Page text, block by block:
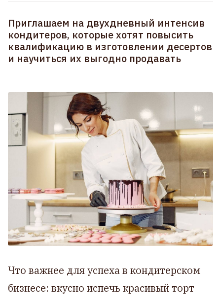
Приглашаем на двухдневный интенсив
кондитеров, которые хотят повысить
квалификацию в изготовлении десертов
и научиться их выгодно продавать
Что важнее для успеха в кондитерском
бизнесе: вкусно испечь красивый торт